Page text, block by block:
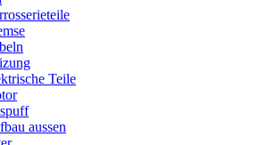
Teile
aussen